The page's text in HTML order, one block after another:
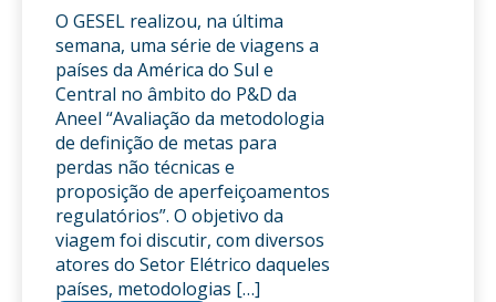
O GESEL realizou, na última
semana, uma série de viagens a
países da América do Sul e
Central no âmbito do P&D da
Aneel “Avaliação da metodologia
de definição de metas para
perdas não técnicas e
proposição de aperfeiçoamentos
regulatórios”. O objetivo da
viagem foi discutir, com diversos
atores do Setor Elétrico daqueles
países, metodologias […]